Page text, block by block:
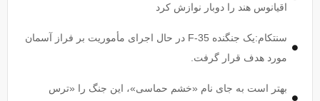
اقیانوس هند را دوبار نوازش کرد
سنتکام:یک جنگنده F-35 در حال اجرای مأموریت بر فراز آسمان
مورد هدف قرار گرفت.
بهتر است به جای نام «خشم حماسی»، این جنگ را «ترس